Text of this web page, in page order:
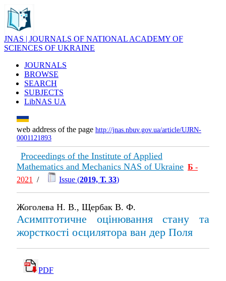
JNAS | JOURNALS OF NATIONAL ACADEMY OF
SCIENCES OF UKRAINE
JOURNALS
BROWSE
SEARCH
SUBJECTS
LibNAS UA
web address of the page http://jnas.nbuv.gov.ua/article/UJRN-
0001121893
Proceedings of the Institute of Applied
Mathematics and Mechanics NAS of Ukraine Б -
2021
/ Issue (2019, Т. 33)
Жоголева Н. В., Щербак В. Ф.
Асимптотичне оцінювання стану та
жорсткості осцилятора ван дер Поля
PDF